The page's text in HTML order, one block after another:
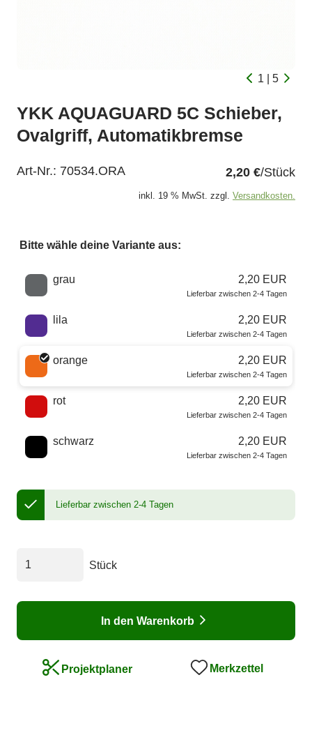
1 | 5
YKK AQUAGUARD 5C Schieber,
Ovalgriff, Automatikbremse
Art-Nr.: 70534.ORA 2,20 €/Stück
inkl. 19 % MwSt. zzgl. Versandkosten.
Bitte wähle deine Variante aus:
Wähle eine Farbe
grau 2,20 EUR
Lieferbar zwischen 2-4 Tagen
lila 2,20 EUR
Lieferbar zwischen 2-4 Tagen
orange 2,20 EUR
Lieferbar zwischen 2-4 Tagen
rot 2,20 EUR
Lieferbar zwischen 2-4 Tagen
schwarz 2,20 EUR
Lieferbar zwischen 2-4 Tagen
Lieferbar zwischen 2-4 Tagen
Stück
In den Warenkorb
Projektplaner Merkzettel